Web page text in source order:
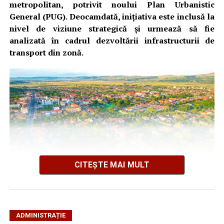
metropolitan, potrivit noului Plan Urbanistic
General (PUG). Deocamdată, inițiativa este inclusă la
nivel de viziune strategică și urmează să fie
analizată în cadrul dezvoltării infrastructurii de
transport din zonă.
Propunerea este menționată în Raportul de Mediu al
CITEȘTE MAI MULT
ADMINISTRAȚIE